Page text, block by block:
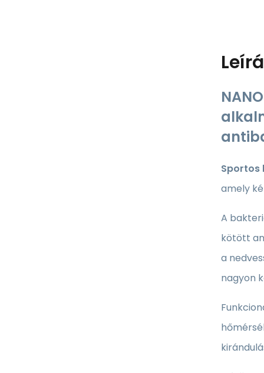
Sportos
amely
A
kötött
a
nagyon